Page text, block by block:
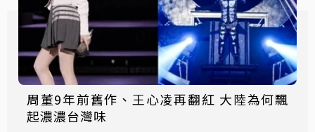
周董9年前舊作、王心凌再翻紅 大陸為何飄
起濃濃台灣味